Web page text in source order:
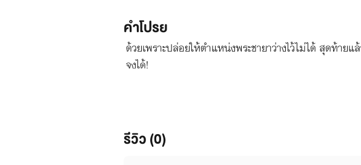
คำโปรย
ด้วยเพราะปล่อยให้ตำแหน่งพระชายาว่างไว้ไม่ได้ สุดท้า
จงได้!
รีวิว (0)